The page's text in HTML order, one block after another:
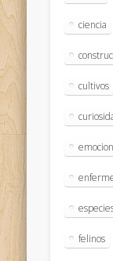
ciencia
cultivos
felinos